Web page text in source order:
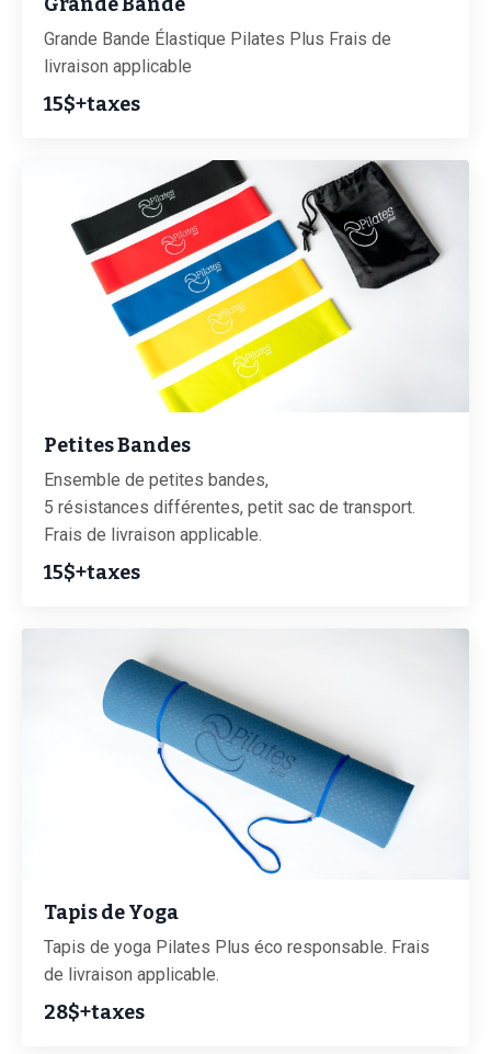
Grande Bande Élastique Pilates Plus Frais de
livraison applicable
15$+taxes
Petites Bandes
Ensemble de petites bandes,
5 résistances différentes, petit sac de transport.
Frais de livraison applicable.
15$+taxes
Tapis de Yoga
Tapis de yoga Pilates Plus éco responsable. Frais
de livraison applicable.
28$+taxes